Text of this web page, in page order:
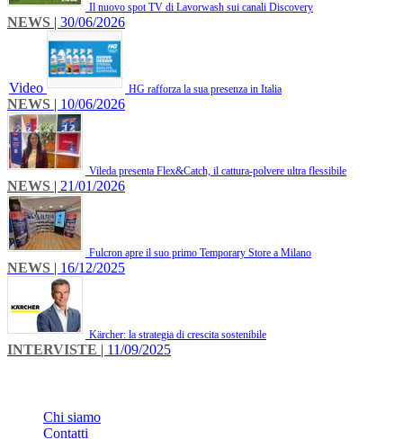
Il nuovo spot TV di Lavorwash sui canali Discovery
NEWS | 30/06/2026
Video HG rafforza la sua presenza in Italia
NEWS | 10/06/2026
Vileda presenta Flex&Catch, il cattura-polvere ultra flessibile
NEWS | 21/01/2026
Fulcron apre il suo primo Temporary Store a Milano
NEWS | 16/12/2025
Kärcher: la strategia di crescita sostenibile
INTERVISTE | 11/09/2025
Chi siamo
Contatti